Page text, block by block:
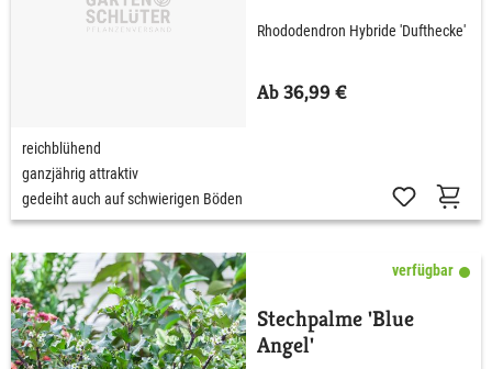
50 cm
Rhododendron Hybride 'Dufthecke'
Ab 36,99 €
reichblühend
ganzjährig attraktiv
gedeiht auch auf schwierigen Böden
verfügbar
Stechpalme 'Blue
Angel'